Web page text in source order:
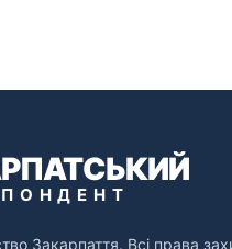
Закарпаття. Всі права